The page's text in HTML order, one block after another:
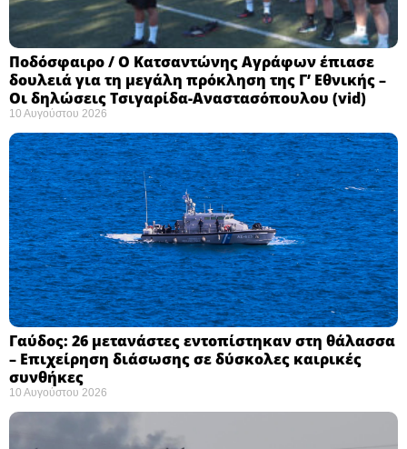
Ποδόσφαιρο / Ο Κατσαντώνης Αγράφων έπιασε
δουλειά για τη μεγάλη πρόκληση της Γ’ Εθνικής –
Οι δηλώσεις Τσιγαρίδα-Αναστασόπουλου (vid)
10 Αυγούστου 2026
Γαύδος: 26 μετανάστες εντοπίστηκαν στη θάλασσα
– Επιχείρηση διάσωσης σε δύσκολες καιρικές
συνθήκες ​
10 Αυγούστου 2026